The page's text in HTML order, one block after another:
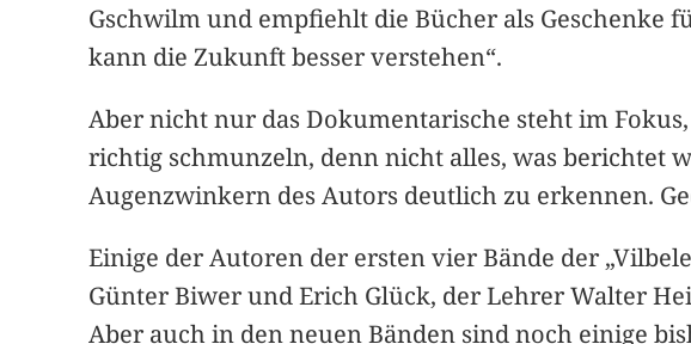
Gschwilm und empfiehlt die Bücher als Geschenke
kann die Zukunft besser verstehen“.
Aber nicht nur das Dokumentarische steht im
richtig schmunzeln, denn nicht alles, was berichtet
Augenzwinkern des Autors deutlich zu erkennen.
Einige der Autoren der ersten vier Bände der
Günter Biwer und Erich Glück, der Lehrer Walter
Aber auch in den neuen Bänden sind noch einige